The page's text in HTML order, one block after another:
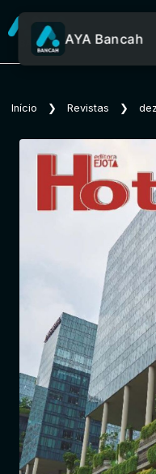
AYA Bancah
Início ❯ Revistas ❯